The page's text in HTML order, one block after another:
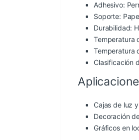
Adhesivo:
Soporte:
Durabilidad:
Temperatura
Temperatura
Clasificación
Cajas de luz
Decoración
Gráficos en